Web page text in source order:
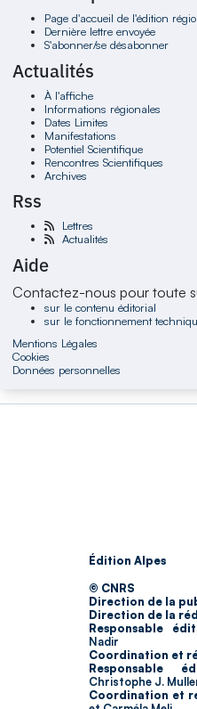
Page d'accueil de l'édition
Dernière lettre envoyée
S'abonner/se désabonner
Actualités
À l'affiche
Informations régionales
Dates Limites
Manifestations
Potentiel Scientifique
Rencontres Scientifiques
Archives
Rss
Lettres
Actualités
Aide
Contactez-nous pour toute
sur le contenu éditorial
sur le fonctionnement
Mentions Légales
Cookies
Données personnelles
Édition Alpes
© CNRS
Direction de la
Direction de la
Responsable
Nadir
Coordination et
Responsable
Christophe J.
Coordination et